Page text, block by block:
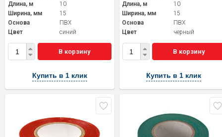
Длина, м
10
Ширина, мм
15
Основа
ПВХ
Цвет
синий
В корзину
Купить в 1 клик
Длина, м
10
Ширина, мм
15
Основа
ПВХ
Цвет
черный
В корзину
Купить в 1 клик